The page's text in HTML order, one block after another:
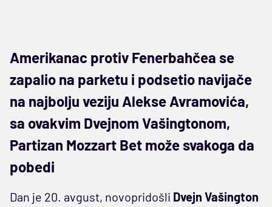
Amerikanac protiv Fenerbahčea se
zapalio na parketu i podsetio navijače
na najbolju veziju Alekse Avramovića,
sa ovakvim Dvejnom Vašingtonom,
Partizan Mozzart Bet može svakoga da
pobedi
Dan je 20. avgust, novopridošli Dvejn Vašington